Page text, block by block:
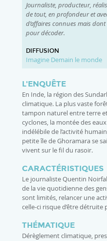
Journaliste, producteur,
de tout, en profondeur et
d’affaires connues mais
pour décoder.
DIFFUSION
Imagine Demain le monde
L'ENQUÊTE
En Inde, la région des
climatique. La plus vaste
tampon naturel entre terre
cyclones, la montée des
indélébile de l’activité
petite île de Ghoramara se
vivent sur le fil du rasoir.
CARACTÉRISTIQUES
Le journaliste Quentin
de la vie quotidienne des
sont limités, relancer une
celle-ci risque d’être
THÉMATIQUE
Dérèglement climatique,